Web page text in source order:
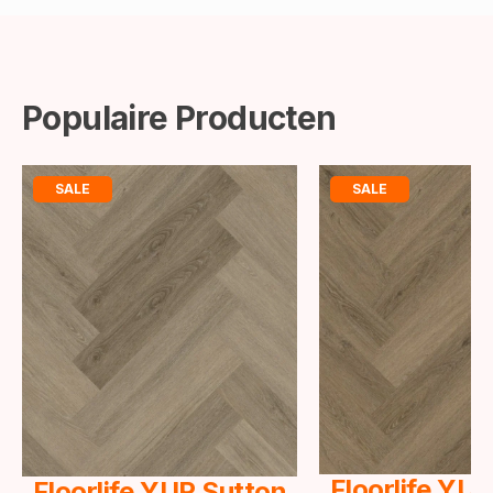
Populaire Producten
SALE SALE